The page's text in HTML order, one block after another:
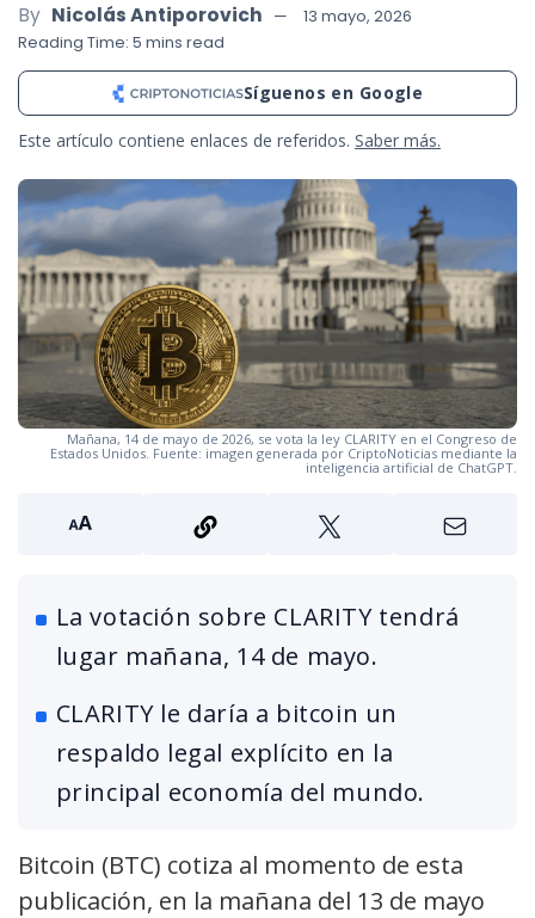
By Nicolás Antiporovich
13 mayo, 2026
Reading Time: 5 mins read
Síguenos en Google
Este artículo contiene enlaces de referidos. Saber más.
Mañana, 14 de mayo de 2026, se vota la ley CLARITY en el Congreso de
Estados Unidos. Fuente: imagen generada por CriptoNoticias mediante la
inteligencia artificial de ChatGPT.
La votación sobre CLARITY tendrá
lugar mañana, 14 de mayo.
CLARITY le daría a bitcoin un
respaldo legal explícito en la
principal economía del mundo.
Bitcoin (BTC) cotiza al momento de esta
publicación, en la mañana del 13 de mayo